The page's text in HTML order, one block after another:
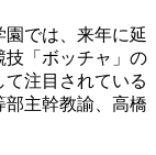
園では、来年に延
技「ボッチャ」の
注目されている
主幹教諭、高橋